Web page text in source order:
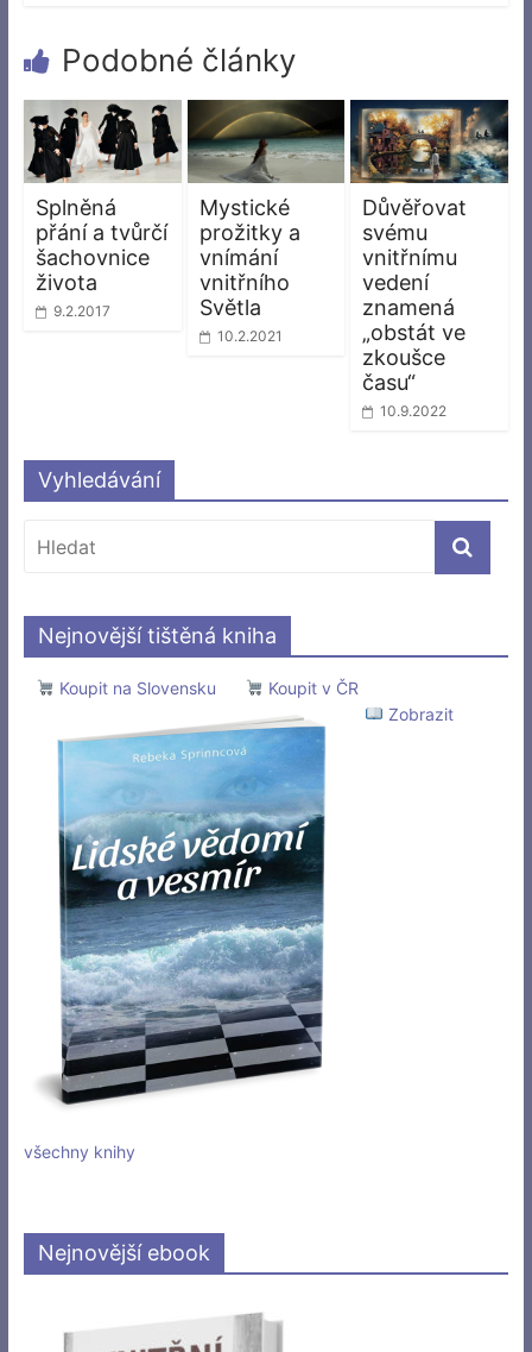
Podobné články
Splněná
přání a tvůrčí
šachovnice
života
9.2.2017
Mystické
prožitky a
vnímání
vnitřního
Světla
10.2.2021
Důvěřovat
svému
vnitřnímu
vedení
znamená
„obstát ve
zkoušce
času“
10.9.2022
Vyhledávání
Nejnovější tištěná kniha
Koupit na Slovensku
Koupit v ČR
Zobrazit
všechny knihy
Nejnovější ebook